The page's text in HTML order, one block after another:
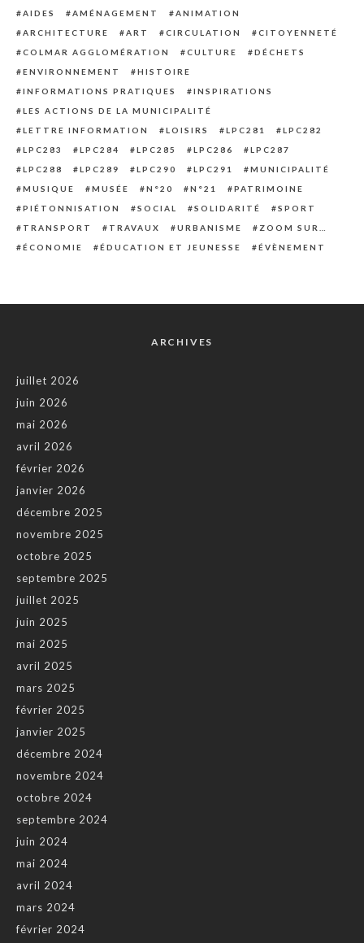
AIDES AMÉNAGEMENT
ANIMATION
ARCHITECTURE
ART CIRCULATION
CITOYENNETÉ
COLMAR AGGLOMÉRATION
CULTURE
DÉCHETS
ENVIRONNEMENT
HISTOIRE
INFORMATIONS PRATIQUES
INSPIRATIONS
LES ACTIONS DE LA MUNICIPALITÉ
LETTRE INFORMATION
LOISIRS LPC281
LPC282
LPC283
LPC284 LPC285 LPC286
LPC287
LPC288
LPC289 LPC290 LPC291
MUNICIPALITÉ
MUSIQUE
MUSÉE N°20 N°21
PATRIMOINE
PIÉTONNISATION
SOCIAL SOLIDARITÉ
SPORT
TRANSPORT
TRAVAUX URBANISME
ZOOM SUR…
ÉCONOMIE
ÉDUCATION ET JEUNESSE ÉVÈNEMENT
ARCHIVES
juillet 2026
juin 2026
mai 2026
avril 2026
février 2026
janvier 2026
décembre 2025
novembre 2025
octobre 2025
septembre 2025
juillet 2025
juin 2025
mai 2025
avril 2025
mars 2025
février 2025
janvier 2025
décembre 2024
novembre 2024
octobre 2024
septembre 2024
juin 2024
mai 2024
avril 2024
mars 2024
février 2024